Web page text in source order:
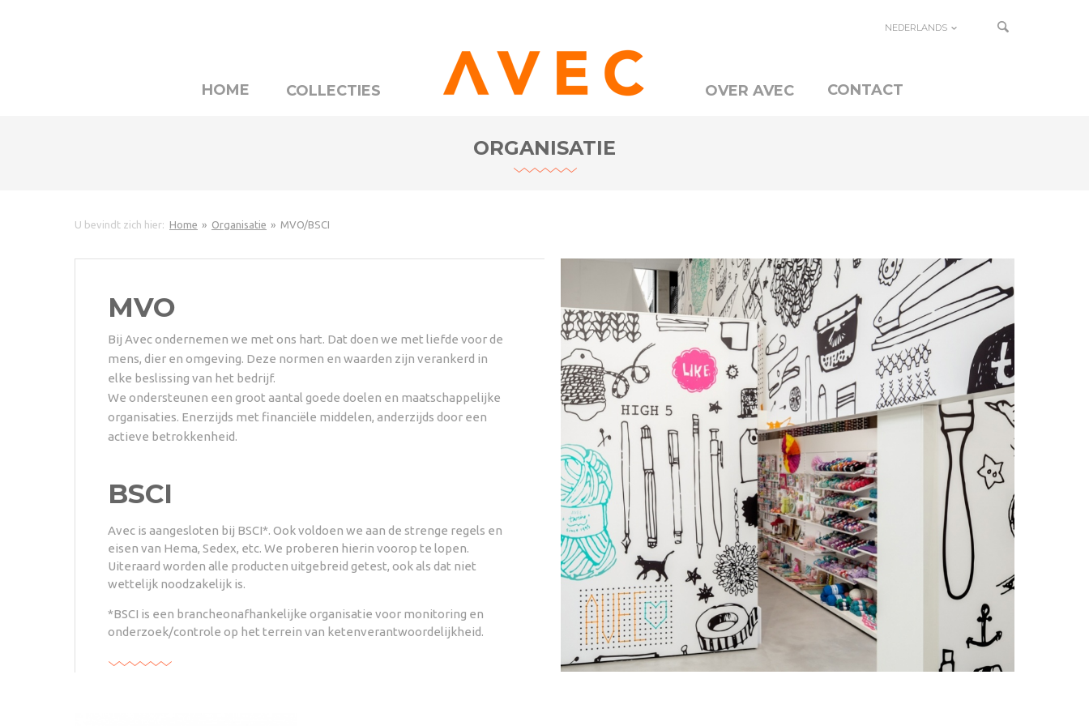
NEDERLANDS
HOME COLLECTIES OVER AVEC CONTACT
ORGANISATIE
U bevindt zich hier: Home Organisatie MVO/BSCI
MVO
Bij Avec ondernemen we met ons hart. Dat doen we met liefde voor de
mens, dier en omgeving. Deze normen en waarden zijn verankerd in
elke beslissing van het bedrijf.
We ondersteunen een groot aantal goede doelen en maatschappelijke
organisaties. Enerzijds met financiële middelen, anderzijds door een
actieve betrokkenheid.
BSCI
Avec is aangesloten bij BSCI*. Ook voldoen we aan de strenge regels en
eisen van Hema, Sedex, etc. We proberen hierin voorop te lopen.
Uiteraard worden alle producten uitgebreid getest, ook als dat niet
wettelijk noodzakelijk is.
*BSCI is een brancheonafhankelijke organisatie voor monitoring en
onderzoek/controle op het terrein van ketenverantwoordelijkheid.